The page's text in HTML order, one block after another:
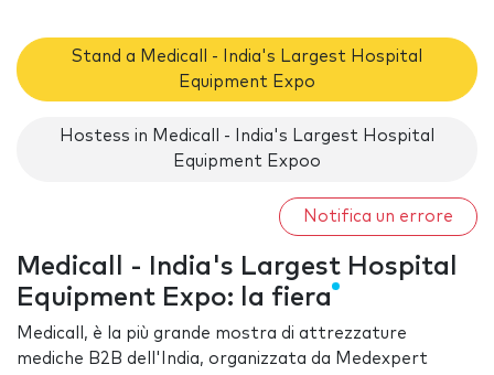
Stand a Medicall - India's Largest Hospital
Equipment Expo
Hostess in Medicall - India's Largest Hospital
Equipment Expoo
Notifica un errore
Medicall - India's Largest Hospital
Equipment Expo: la fiera
Medicall, è la più grande mostra di attrezzature
mediche B2B dell'India, organizzata da Medexpert